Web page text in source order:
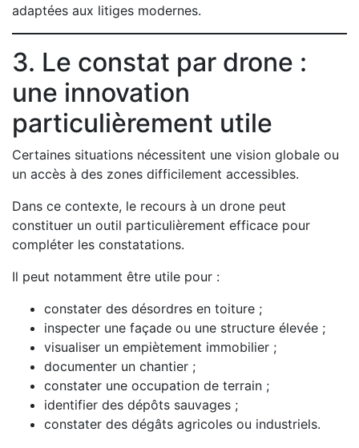
adaptées aux litiges modernes.
3. Le constat par drone :
une innovation
particulièrement utile
Certaines situations nécessitent une vision globale ou
un accès à des zones difficilement accessibles.
Dans ce contexte, le recours à un drone peut
constituer un outil particulièrement efficace pour
compléter les constatations.
Il peut notamment être utile pour :
constater des désordres en toiture ;
inspecter une façade ou une structure élevée ;
visualiser un empiètement immobilier ;
documenter un chantier ;
constater une occupation de terrain ;
identifier des dépôts sauvages ;
constater des dégâts agricoles ou industriels.